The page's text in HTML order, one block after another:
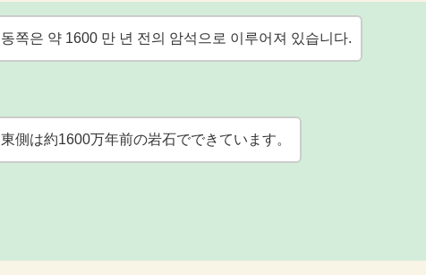
동쪽은 약 1600 만 년 전의 암석으로 이루어져 있습니다.
東側は約1600万年前の岩石でできています。